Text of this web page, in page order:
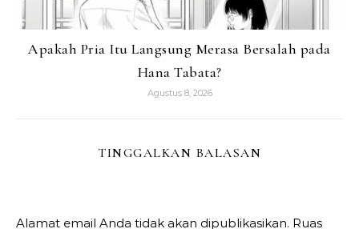
Apakah Pria Itu Langsung Merasa Bersalah pada
Hana Tabata?
Agustus 8, 2026
TINGGALKAN BALASAN
Alamat email Anda tidak akan dipublikasikan. Ruas